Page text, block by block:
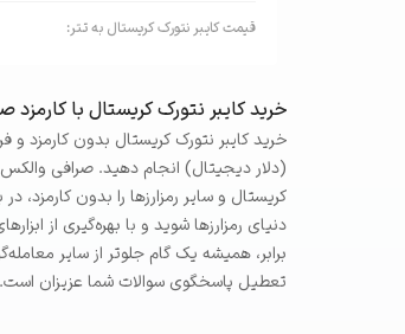
قیمتکایبر نتورک کریستال بهتتر:
خرید کایبر نتورک کریستال با کارمزد
(دلار دیجیتال) انجام دهید. صرافی والکس
کریستال و سایر رمزارزها را بدون
تعطیل پاسخگوی سوالات شما عزیزان است.